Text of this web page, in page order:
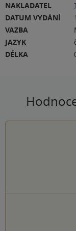
NAKLADATEL
DATUM VYDÁNÍ
VAZBA
JAZYK
DÉLKA